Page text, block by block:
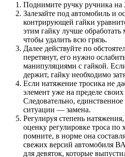
Поднимите ручку ручника на
Залезайте под автомобиль и
контрирующей гайки
этим гайку лучше обработать
чтобы удалить всю грязь.
Далее действуйте по
перетянут, его нужно
манипуляциями с гайкой.
держит, гайку необходимо
Если натяжение тросика не
элемент уже на пределе
Следовательно,
ситуации — замена.
Регулируя степень
оценку регулировке троса
помните, в норме она
свежих версий автомобиля
для девяток, которые